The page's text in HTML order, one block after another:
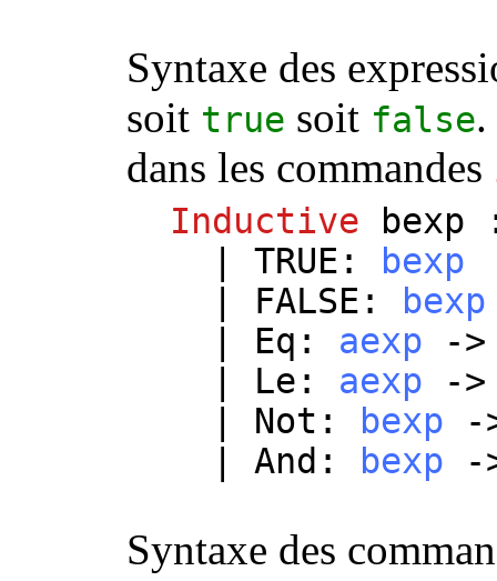
Syntaxe des
soit true soit false
dans les commandes
Inductive
bexp
| TRUE : bexp
| FALSE : bexp
| Eq : aexp -
| Le : aexp -
| Not : bexp -
| And : bexp -
Syntaxe des